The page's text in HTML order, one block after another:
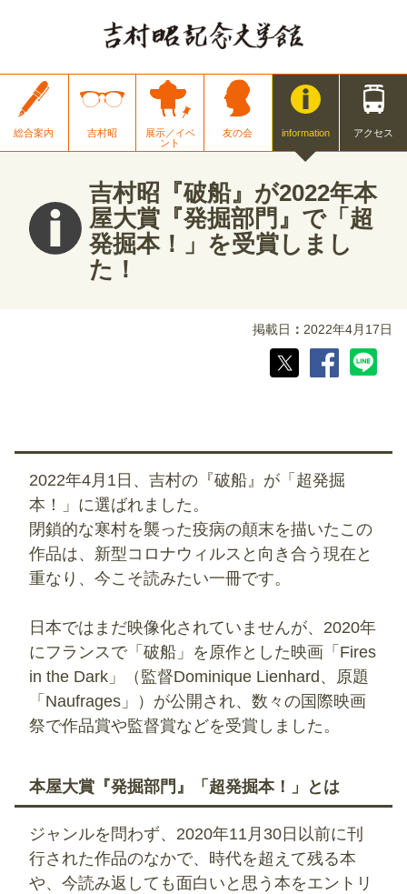
総合案内 吉村昭
展示／イベ
ント
友の会 information アクセス
吉村昭『破船』が2022年本
屋大賞『発掘部門』で「超
発掘本！」を受賞しまし
た！
掲載日 2022年4月17日
2022年4月1日、吉村の『破船』が「超発掘
本！」に選ばれました。
閉鎖的な寒村を襲った疫病の顛末を描いたこの
作品は、新型コロナウィルスと向き合う現在と
重なり、今こそ読みたい一冊です。
日本ではまだ映像化されていませんが、2020年
にフランスで「破船」を原作とした映画「Fires
in the Dark」（監督Dominique Lienhard、原題
「Naufrages」）が公開され、数々の国際映画
祭で作品賞や監督賞などを受賞しました。
本屋大賞『発掘部門』「超発掘本！」とは
ジャンルを問わず、2020年11月30日以前に刊
行された作品のなかで、時代を超えて残る本
や、今読み返しても面白いと思う本をエントリ